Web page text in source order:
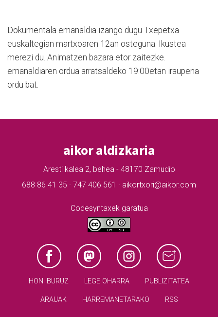
Dokumentala emanaldia izango dugu Txepetxa
euskaltegian martxoaren 12an osteguna. Ikustea
merezi du. Animatzen bazara etor zaitezke.
emanaldiaren ordua arratsaldeko 19:00etan iraupena
ordu bat.
aikor aldizkaria
Aresti kalea 2, behea - 48170 Zamudio
688 86 41 35 · 747 406 561 · aikortxori@aikor.com
Codesyntaxek garatua
HONI BURUZ LEGE OHARRA PUBLIZITATEA
ARAUAK HARREMANETARAKO RSS